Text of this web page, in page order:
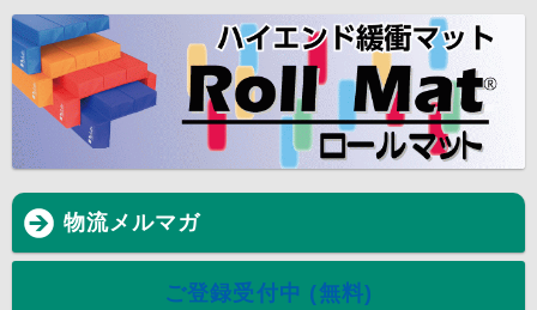
物流メルマガ
ご登録受付中 (無料)